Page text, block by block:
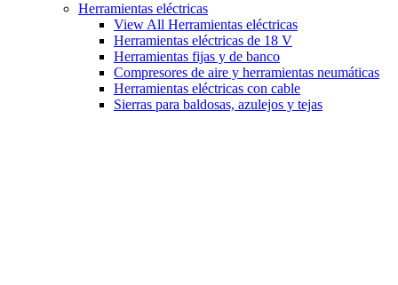
Herramientas eléctricas
View All Herramientas eléctricas
Herramientas eléctricas de 18 V
Herramientas fijas y de banco
Compresores de aire y herramientas neumáticas
Herramientas eléctricas con cable
Sierras para baldosas, azulejos y tejas